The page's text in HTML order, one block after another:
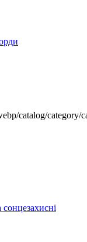
catalog/category/